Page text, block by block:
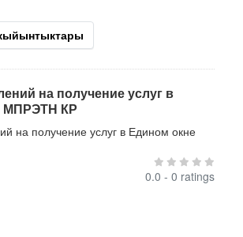
на получение услуг в
МПРЭТН КР
на получение услуг в Едином окне
0.0 - 0 ratings